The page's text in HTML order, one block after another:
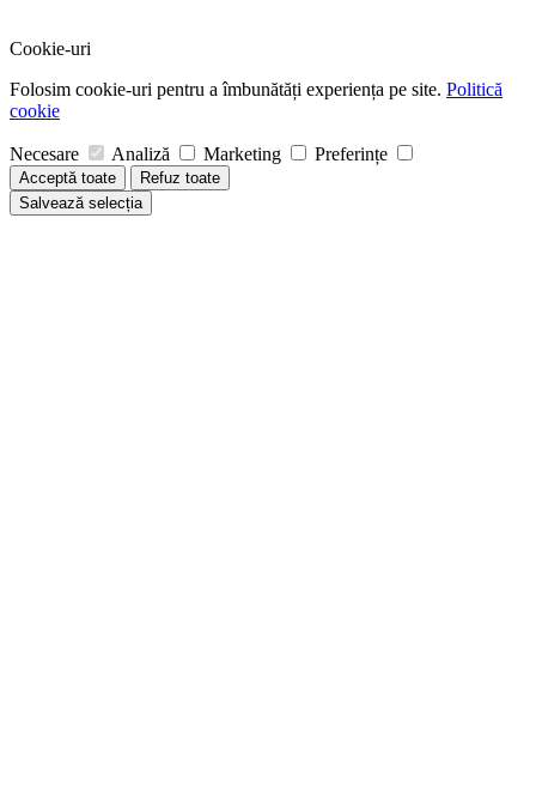
Cookie-uri
Folosim cookie-uri pentru a îmbunătăți experiența pe site. Politică
cookie
Necesare Analiză Marketing Preferințe
Acceptă toate
Refuz toate
Salvează selecția